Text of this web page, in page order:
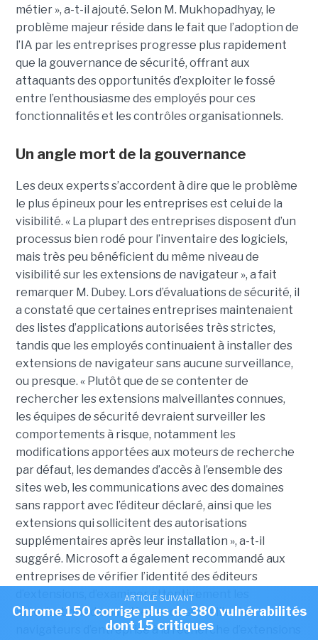
métier », a-t-il ajouté. Selon M. Mukhopadhyay, le
problème majeur réside dans le fait que l’adoption de
l’IA par les entreprises progresse plus rapidement
que la gouvernance de sécurité, offrant aux
attaquants des opportunités d’exploiter le fossé
entre l’enthousiasme des employés pour ces
fonctionnalités et les contrôles organisationnels.
Un angle mort de la gouvernance
Les deux experts s’accordent à dire que le problème
le plus épineux pour les entreprises est celui de la
visibilité. « La plupart des entreprises disposent d’un
processus bien rodé pour l’inventaire des logiciels,
mais très peu bénéficient du même niveau de
visibilité sur les extensions de navigateur », a fait
remarquer M. Dubey. Lors d’évaluations de sécurité, il
a constaté que certaines entreprises maintenaient
des listes d’applications autorisées très strictes,
tandis que les employés continuaient à installer des
extensions de navigateur sans aucune surveillance,
ou presque. « Plutôt que de se contenter de
rechercher les extensions malveillantes connues,
les équipes de sécurité devraient surveiller les
comportements à risque, notamment les
modifications apportées aux moteurs de recherche
par défaut, les demandes d’accès à l’ensemble des
sites web, les communications avec des domaines
sans rapport avec l’éditeur déclaré, ainsi que les
extensions qui sollicitent des autorisations
supplémentaires après leur installation », a-t-il
suggéré. Microsoft a également recommandé aux
entreprises de vérifier l’identité des éditeurs
d’extensions, d’examiner attentivement les
autorisations demandées et de surveiller les
navigateurs d’entreprise à la recherche d’extensions
ARTICLE SUIVANT
Chrome 150 corrige plus de 380 vulnérabilités
dont 15 critiques